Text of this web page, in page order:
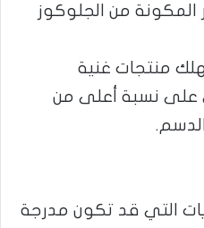
المكونة من الجلوكوز
منتجات غنية
على نسبة أعلى من
التي قد تكون مدرجة